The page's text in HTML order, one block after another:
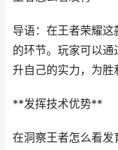
导语：在王者荣耀
的环节。玩家可以
升自己的实力，为胜
**发挥技术优势**
在洞察王者怎么看